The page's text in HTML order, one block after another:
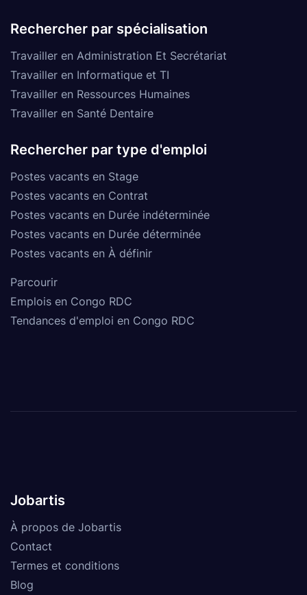
Rechercher par spécialisation
Travailler en Administration Et Secrétariat
Travailler en Informatique et TI
Travailler en Ressources Humaines
Travailler en Santé Dentaire
Rechercher par type d'emploi
Postes vacants en Stage
Postes vacants en Contrat
Postes vacants en Durée indéterminée
Postes vacants en Durée déterminée
Postes vacants en À définir
Parcourir
Emplois en Congo RDC
Tendances d'emploi en Congo RDC
Jobartis
À propos de Jobartis
Contact
Termes et conditions
Blog